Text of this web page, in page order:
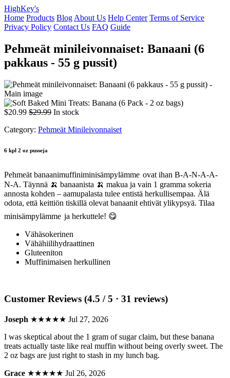
HighKey's
Home Products Blog About Us Help Center Terms of Service
Privacy Policy Contact Us FAQ Guide
Pehmeät minileivonnaiset: Banaani (6
pakkaus - 55 g pussit)
$20.99 $29.99 In stock
Category: Pehmeät Minileivonnaiset
6 kpl 2 oz pusseja
Pehmeät banaanimuffiniminisämpylämme ovat ihan B-A-N-A-A-
N-A. Täynnä 🍌 banaanista 🍌 makua ja vain 1 gramma sokeria
annosta kohden – aamupalasta tulee entistä herkullisempaa. Älä
odota, että keittiön tiskillä olevat banaanit ehtivät ylikypsyä. Tilaa
minisämpylämme ja herkuttele! 😋
Vähäsokerinen
Vähähiilihydraattinen
Gluteeniton
Muffinimaisen herkullinen
Customer Reviews (4.5 / 5 · 31 reviews)
Joseph ★★★★★ Jul 27, 2026
I was skeptical about the 1 gram of sugar claim, but these banana
treats actually taste like real muffin without being overly sweet. The
2 oz bags are just right to stash in my lunch bag.
Grace ★★★★★ Jul 26, 2026